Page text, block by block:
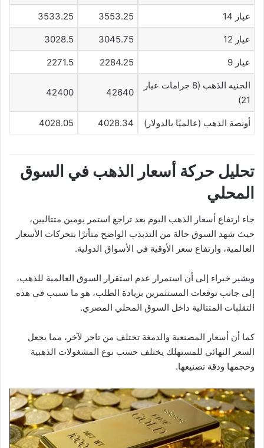
عيار 14 3553.25
3533.25
عيار 12 3045.75
3028.5
عيار 9 2284.25
2271.5
الجنيه الذهب (8 جرامات عيار
21)
42640
42400
أونصة الذهب (عالميًا بالدولار) 4028.34
4028.05
تحليل حركة أسعار الذهب في السوق
المحلي
جاء ارتفاع أسعار الذهب اليوم بعد تراجع استمر يومين متتاليين،
حيث شهد السوق حالة من التذبذب الواضح متأثرًا بتحركات الأسعار
العالمية، وارتفاع سعر الأوقية في الأسواق الدولية.
ويشير خبراء إلى أن استمرار عدم استقرار السوق العالمية للذهب،
إلى جانب توقعات المستثمرين بزيادة الطلب، هو ما تسبب في هذه
التقلبات المتتالية داخل السوق المحلي المصري.
كما أن أسعار المصنعية والدمغة تختلف من تاجر لآخر، مما يجعل
السعر النهائي للمستهلك يختلف حسب نوع المشغولات الذهبية
وحجمها ودقة تصنيعها.